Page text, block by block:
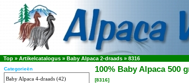
Top » Artikelcatalogus » Baby Alpaca 2-draads » 8316
Categorieën
Baby Alpaca 4-draads (42)
100% Baby Alpaca 500
[8316]